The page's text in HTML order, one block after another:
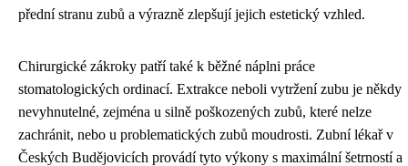
přední stranu zubů a výrazně zlepšují jejich estetický vzhled.
Chirurgické zákroky patří také k běžné náplni práce
stomatologických ordinací. Extrakce neboli vytržení zubu je někdy
nevyhnutelné, zejména u silně poškozených zubů, které nelze
zachránit, nebo u problematických zubů moudrosti. Zubní lékař v
Českých Budějovicích provádí tyto výkony s maximální šetrností a